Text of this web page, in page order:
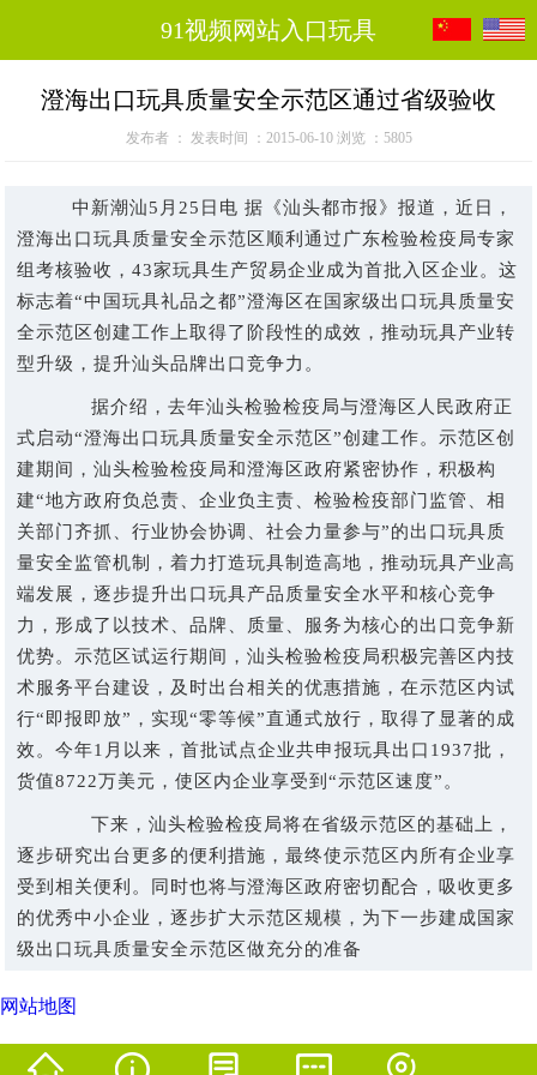
91视频网站入口玩具
澄海出口玩具质量安全示范区通过省级验收
发布者 ： 发表时间 ：2015-06-10 浏览 ：5805
中新潮汕5月25日电 据《汕头都市报》报道，近日，
澄海出口玩具质量安全示范区顺利通过广东检验检疫局专家
组考核验收，43家玩具生产贸易企业成为首批入区企业。这
标志着“中国玩具礼品之都”澄海区在国家级出口玩具质量安
全示范区创建工作上取得了阶段性的成效，推动玩具产业转
型升级，提升汕头品牌出口竞争力。
据介绍，去年汕头检验检疫局与澄海区人民政府正
式启动“澄海出口玩具质量安全示范区”创建工作。示范区创
建期间，汕头检验检疫局和澄海区政府紧密协作，积极构
建“地方政府负总责、企业负主责、检验检疫部门监管、相
关部门齐抓、行业协会协调、社会力量参与”的出口玩具质
量安全监管机制，着力打造玩具制造高地，推动玩具产业高
端发展，逐步提升出口玩具产品质量安全水平和核心竞争
力，形成了以技术、品牌、质量、服务为核心的出口竞争新
优势。示范区试运行期间，汕头检验检疫局积极完善区内技
术服务平台建设，及时出台相关的优惠措施，在示范区内试
行“即报即放”，实现“零等候”直通式放行，取得了显著的成
效。今年1月以来，首批试点企业共申报玩具出口1937批，
货值8722万美元，使区内企业享受到“示范区速度”。
下来，汕头检验检疫局将在省级示范区的基础上，
逐步研究出台更多的便利措施，最终使示范区内所有企业享
受到相关便利。同时也将与澄海区政府密切配合，吸收更多
的优秀中小企业，逐步扩大示范区规模，为下一步建成国家
级出口玩具质量安全示范区做充分的准备
网站地图